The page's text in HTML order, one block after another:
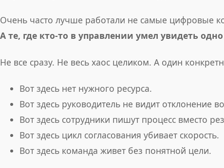
Очень часто лучше работали не самые цифровые
А те, где кто-то в управлении умел увидеть
Не все сразу. Не весь хаос целиком. А один
Вот здесь нет нужного ресурса.
Вот здесь руководитель не видит отклонение
Вот здесь сотрудники пишут процесс вместо
Вот здесь цикл согласования убивает скорость.
Вот здесь команда живет без понятной цели.